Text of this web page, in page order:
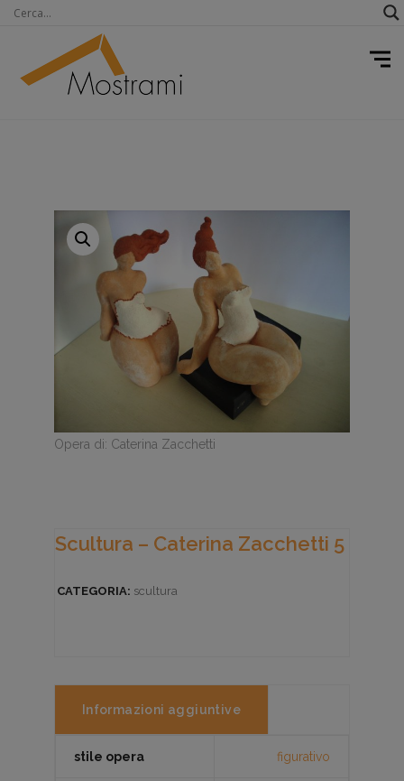
Opera di: Caterina Zacchetti
Scultura – Caterina Zacchetti 5
CATEGORIA: scultura
Informazioni aggiuntive
stile opera figurativo